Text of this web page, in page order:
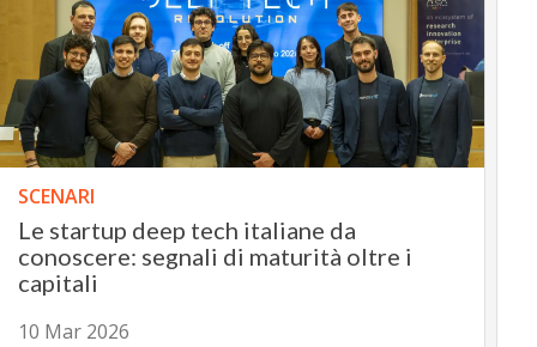
SCENARI
Le startup deep tech italiane da
conoscere: segnali di maturità oltre i
capitali
10 Mar 2026